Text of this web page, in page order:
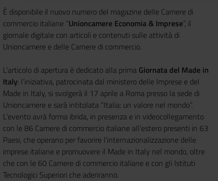
È disponibile il nuovo numero del magazine delle Camere di
commercio italiane “Unioncamere Economia & Imprese”, il
giornale digitale con articoli e contenuti sulle attività di
Unioncamere e delle Camere di commercio.
L'articolo di apertura è dedicato alla prima Giornata del Made in
Italy: l’iniziativa, patrocinata dal ministero delle Imprese e del
Made in Italy, si svolgerà il 17 aprile a Roma presso la sede di
Unioncamere e sarà intitolata “Italia: un valore nel mondo”.
L’evento avrà forma ibrida, in presenza e in videocollegamento
con le 86 Camere di commercio italiane all’estero presenti in 63
Paesi, che operano per favorire l’internazionalizzazione delle
imprese italiane e promuovere il Made in Italy nel mondo, oltre
che con le 60 Camere di commercio italiane e con gli Istituti
Tecnologici Superiori che aderiranno.